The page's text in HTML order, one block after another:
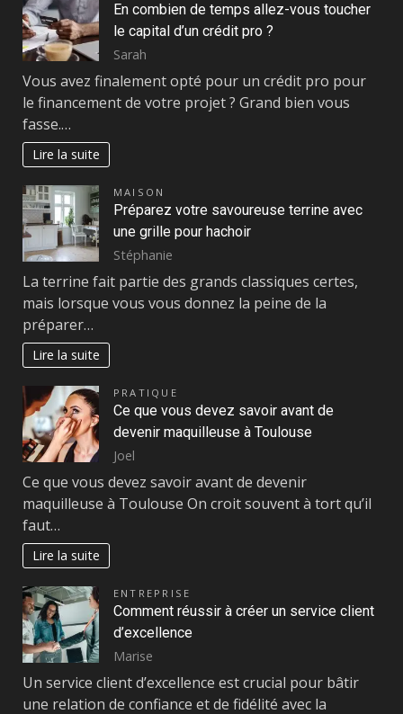
En combien de temps allez-vous toucher
le capital d’un crédit pro ?
Sarah
Vous avez finalement opté pour un crédit pro pour
le financement de votre projet ? Grand bien vous
fasse.…
Lire la suite
MAISON
Préparez votre savoureuse terrine avec
une grille pour hachoir
Stéphanie
La terrine fait partie des grands classiques certes,
mais lorsque vous vous donnez la peine de la
préparer…
Lire la suite
PRATIQUE
Ce que vous devez savoir avant de
devenir maquilleuse à Toulouse
Joel
Ce que vous devez savoir avant de devenir
maquilleuse à Toulouse On croit souvent à tort qu’il
faut…
Lire la suite
ENTREPRISE
Comment réussir à créer un service client
d’excellence
Marise
Un service client d’excellence est crucial pour bâtir
une relation de confiance et de fidélité avec la